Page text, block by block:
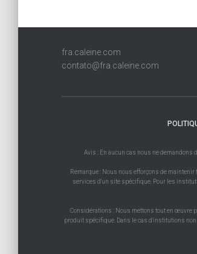
fra.caleine.com
contato@fra.caleine.com
Avis : En aucun cas nous ne demandons
Remarque : Nous nous efforçons de
services d'un site spécifique. Pour les
Considérations : Nous mettons tout en œuvre
produit spécifique. Dans le cas d'institutions